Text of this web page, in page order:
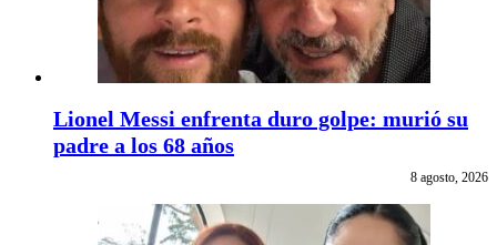
Lionel Messi enfrenta duro golpe: murió su
padre a los 68 años
8 agosto, 2026